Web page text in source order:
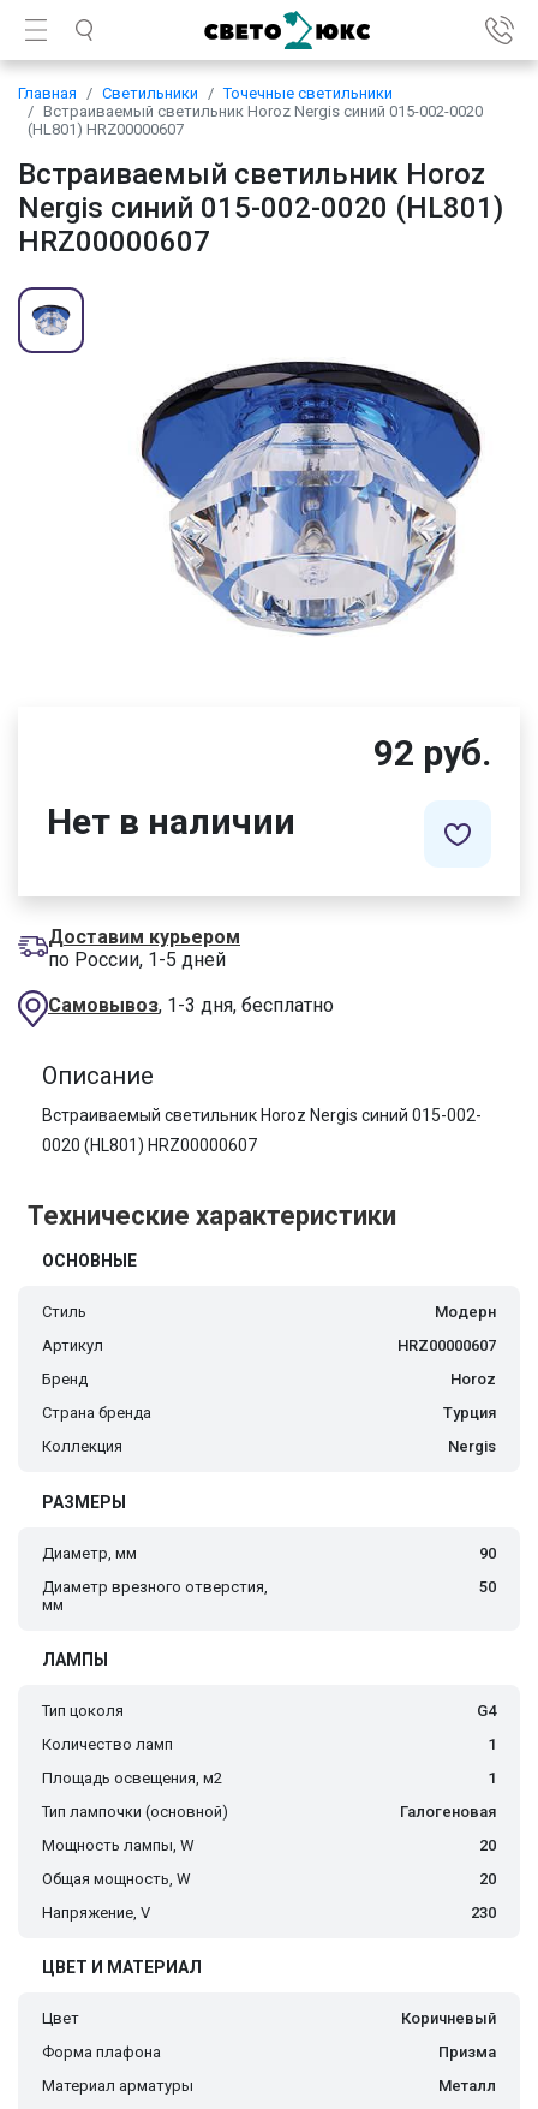
Главная Светильники
Точечные светильники
Встраиваемый светильник Horoz Nergis синий 015-002-0020
(HL801) HRZ00000607
Встраиваемый светильник Horoz
Nergis синий 015-002-0020 (HL801)
HRZ00000607
92 руб.
Нет в наличии
Доставим курьером
по России, 1-5 дней
Самовывоз, 1-3 дня, бесплатно
Описание
Встраиваемый светильник Horoz Nergis синий 015-002-
0020 (HL801) HRZ00000607
Технические характеристики
ОСНОВНЫЕ
Стиль
Модерн
Артикул
HRZ00000607
Бренд
Horoz
Страна бренда
Турция
Коллекция
Nergis
РАЗМЕРЫ
Диаметр, мм
90
Диаметр врезного отверстия,
мм
50
ЛАМПЫ
Тип цоколя
G4
Количество ламп
1
Площадь освещения, м2
1
Тип лампочки (основной)
Галогеновая
Мощность лампы, W
20
Общая мощность, W
20
Напряжение, V
230
ЦВЕТ И МАТЕРИАЛ
Цвет
Коричневый
Форма плафона
Призма
Материал арматуры
Металл